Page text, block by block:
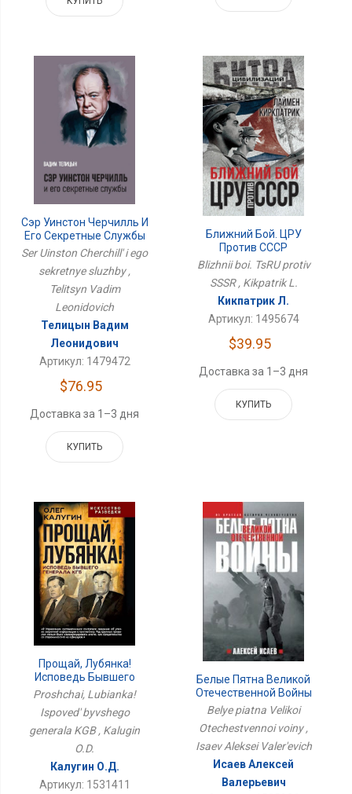
Сэр Уинстон Черчилль И
Его Секретные Службы
Ser Uinston Cherchill' i ego
sekretnye sluzhby ,
Telitsyn Vadim
Leonidovich
Телицын Вадим
Леонидович
Артикул: 1479472
$76.95
Доставка за 1–3 дня
КУПИТЬ
Ближний Бой. ЦРУ
Против СССР
Blizhnii boi. TsRU protiv
SSSR , Kikpatrik L.
Кикпатрик Л.
Артикул: 1495674
$39.95
Доставка за 1–3 дня
КУПИТЬ
Прощай, Лубянка!
Исповедь Бывшего
Генерала КГБ
Proshchai, Lubianka!
Ispoved' byvshego
generala KGB , Kalugin
O.D.
Калугин О.Д.
Артикул: 1531411
Белые Пятна Великой
Отечественной Войны
Belye piatna Velikoi
Otechestvennoi voiny ,
Isaev Aleksei Valer'evich
Исаев Алексей
Валерьевич